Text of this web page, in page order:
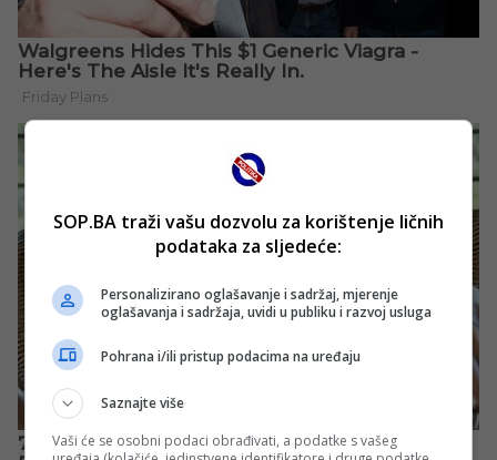
SOP.BA traži vašu dozvolu za korištenje ličnih
podataka za sljedeće:
Personalizirano oglašavanje i sadržaj, mjerenje
oglašavanja i sadržaja, uvidi u publiku i razvoj usluga
Pohrana i/ili pristup podacima na uređaju
Saznajte više
Vaši će se osobni podaci obrađivati, a podatke s vašeg